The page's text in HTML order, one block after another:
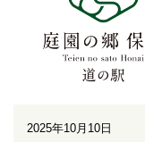
2025年10月10日